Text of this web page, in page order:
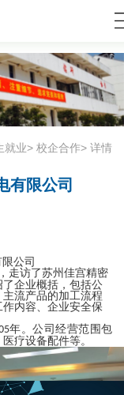
就业> 校企合作> 详情
有限公司
公司
， 走访了苏州佳宫精密
了企业概括 ， 包括公
主流产品的加工流程
作内容、 企业安全保
年。公司经营范围包
疗设备配件等。